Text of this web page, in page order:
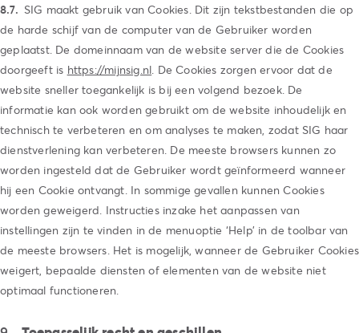
SIG maakt gebruik van Cookies. Dit zijn tekstbestanden die op
de harde schijf van de computer van de Gebruiker worden
geplaatst. De domeinnaam van de website server die de Cookies
doorgeeft is https://mijnsig.nl . De Cookies zorgen ervoor dat de
website sneller toegankelijk is bij een volgend bezoek. De
informatie kan ook worden gebruikt om de website inhoudelijk en
technisch te verbeteren en om analyses te maken, zodat SIG haar
dienstverlening kan verbeteren. De meeste browsers kunnen zo
worden ingesteld dat de Gebruiker wordt geïnformeerd wanneer
hij een Cookie ontvangt. In sommige gevallen kunnen Cookies
worden geweigerd. Instructies inzake het aanpassen van
instellingen zijn te vinden in de menuoptie ‘Help’ in de toolbar van
de meeste browsers. Het is mogelijk, wanneer de Gebruiker Cookies
weigert, bepaalde diensten of elementen van de website niet
optimaal functioneren.